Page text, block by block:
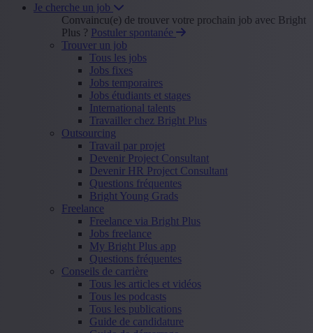
Je cherche un job
Convaincu(e) de trouver votre prochain job avec Bright
Plus ? Postuler spontanée
Trouver un job
Tous les jobs
Jobs fixes
Jobs temporaires
Jobs étudiants et stages
International talents
Travailler chez Bright Plus
Outsourcing
Travail par projet
Devenir Project Consultant
Devenir HR Project Consultant
Questions fréquentes
Bright Young Grads
Freelance
Freelance via Bright Plus
Jobs freelance
My Bright Plus app
Questions fréquentes
Conseils de carrière
Tous les articles et vidéos
Tous les podcasts
Tous les publications
Guide de candidature